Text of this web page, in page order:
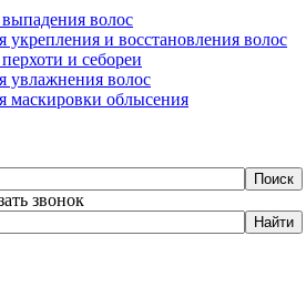
волос
укрепления и восстановления волос
и себореи
увлажнения волос
маскировки облысения
звонок